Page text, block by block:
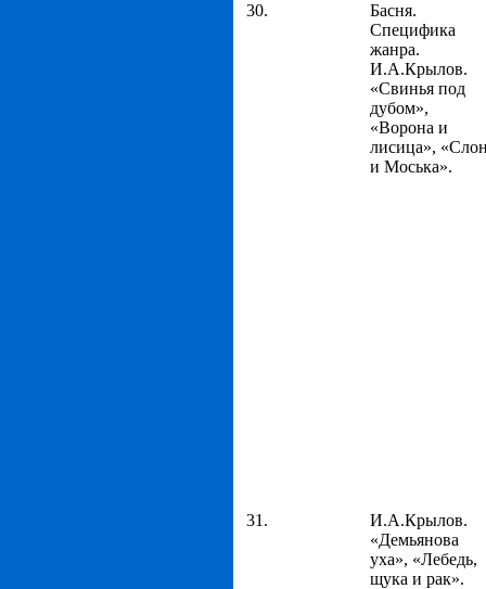
30.
Басня.
Специфика
жанра.
И.А.Крылов.
«Свинья под
дубом»,
«Ворона и
лисица»,
и Моська».
31.
И.А.Крылов.
«Демьянова
уха», «Лебедь,
щука и рак».